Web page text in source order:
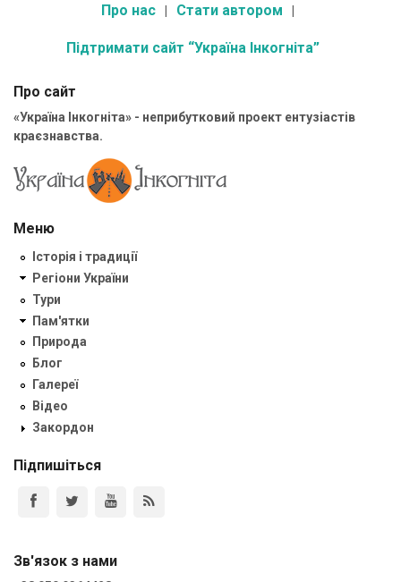
Про нас Стати автором
Підтримати сайт “Україна Інкогніта”
Про сайт
«Україна Інкогніта» - неприбутковий проект ентузіастів
краєзнавства.
Меню
Історія і традиції
Регіони України
Тури
Пам'ятки
Природа
Блог
Галереї
Відео
Закордон
Підпишіться
Зв'язок з нами